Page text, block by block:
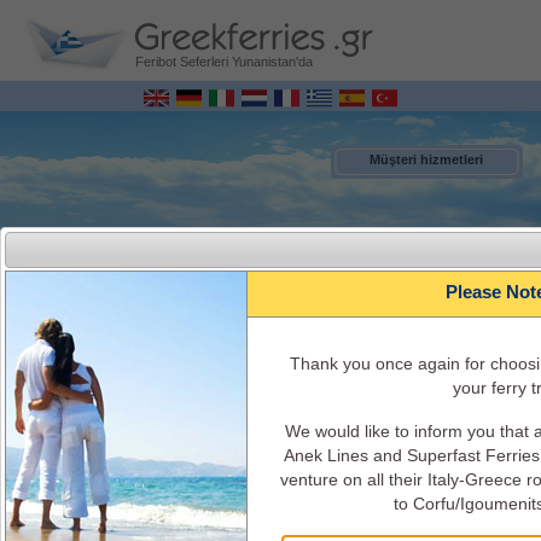
Feribot Seferleri Yunanistan'da
Müşteri hizmetleri
MENU
İtalya – Yunanistan ONLİNE Gemi Rezervasyonları
Gemi Programları, tarifeler, gemi geçerliği, bilet ücreti, gemi bilgisi ve hizmetler
Please
Τhank you once again for
your ferry
We would like to inform you that
Anek Lines and Superfast
venture on all their Italy-Greece
to Corfu/